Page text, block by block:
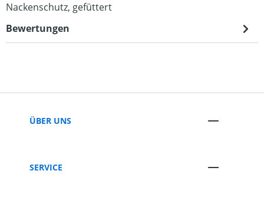
Nackenschutz, gefüttert
Bewertungen
ÜBER UNS
SERVICE